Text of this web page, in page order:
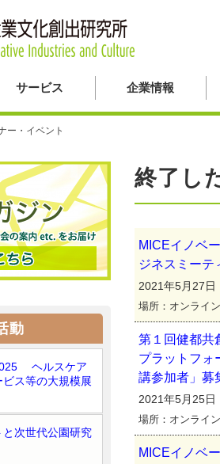
サービス 企業情報
ー・イベント
終了し
MICEイノベ
ジネスミーテ
2021年5月27
場所：オンライン
第１回健都共
プラットフォ
講参加者」
2021年5月25
場所：オンライ
MICEイノベ
動
ヘルスケア
ス等の大規模展
次世代公園研究